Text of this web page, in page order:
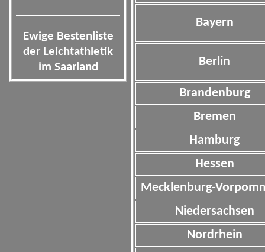
Ewige Bestenliste
der Leichtathletik
im Saarland
Bayern
Berlin
Brandenburg
Bremen
Hamburg
Hessen
Mecklenburg-
Niedersachsen
Nordrhein